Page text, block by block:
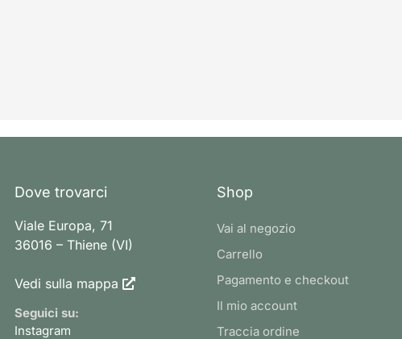
Dove trovarci
Viale Europa, 71
36016 – Thiene (VI)
Vedi sulla mappa
Seguici su:
Instagram
Shop
Vai al negozio
Carrello
Pagamento e checkout
Il mio account
Traccia ordine